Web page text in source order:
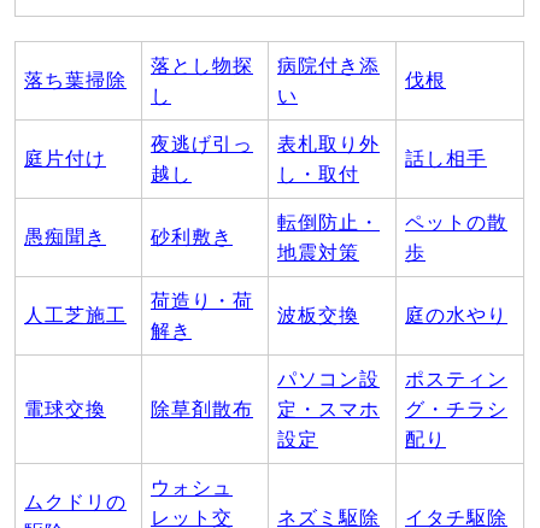
落ち葉掃除
落とし物探
し
病院付き添
い
伐根
庭片付け
夜逃げ引っ
越し
表札取り外
し・取付
話し相手
愚痴聞き 砂利敷き
転倒防止・
地震対策
ペットの散
歩
人工芝施工
荷造り・荷
解き
波板交換 庭の水やり
電球交換 除草剤散布
パソコン設
定・スマホ
設定
ポスティン
グ・チラシ
配り
ムクドリの
ウォシュ
レット交
ネズミ駆除 イタチ駆除